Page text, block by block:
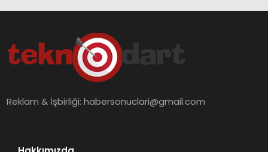
Reklam & İşbirliği:habersonuclari@gmail.com